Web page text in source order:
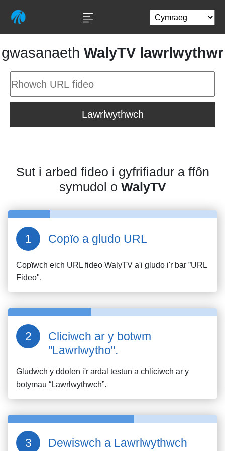
gwasanaeth WalyTV lawrlwythwr
Lawrlwythwch
Sut i arbed fideo i gyfrifiadur a ffôn
symudol o WalyTV
Copïo a gludo URL
Copïwch eich URL fideo WalyTV a'i gludo i'r bar ”URL
Fideo".
Cliciwch ar y botwm
"Lawrlwytho".
Gludwch y ddolen i'r ardal testun a chliciwch ar y
botymau “Lawrlwythwch”.
Dewiswch a Lawrlwythwch